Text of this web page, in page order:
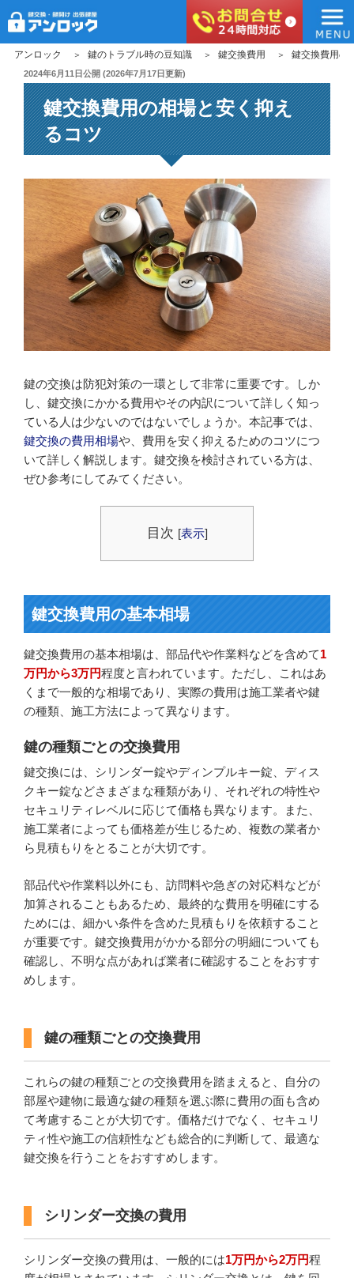
アンロック
アンロック 鍵のトラブル時の豆知識 鍵交換費用 鍵交換費用の
投
稿
日:
2024年6月11日公開 (2026年7月17日更新)
鍵交換費用の相場と安く抑え
るコツ
鍵の交換は防犯対策の一環として非常に重要です。しか
し、鍵交換にかかる費用やその内訳について詳しく知っ
ている人は少ないのではないでしょうか。本記事では、
鍵交換の費用相場や、費用を安く抑えるためのコツにつ
いて詳しく解説します。鍵交換を検討されている方は、
ぜひ参考にしてみてください。
目次 [表示]
鍵交換費用の基本相場
鍵交換費用の基本相場は、部品代や作業料などを含めて1
万円から3万円程度と言われています。ただし、これはあ
くまで一般的な相場であり、実際の費用は施工業者や鍵
の種類、施工方法によって異なります。
鍵の種類ごとの交換費用
鍵交換には、シリンダー錠やディンプルキー錠、ディス
クキー錠などさまざまな種類があり、それぞれの特性や
セキュリティレベルに応じて価格も異なります。また、
施工業者によっても価格差が生じるため、複数の業者か
ら見積もりをとることが大切です。
部品代や作業料以外にも、訪問料や急ぎの対応料などが
加算されることもあるため、最終的な費用を明確にする
ためには、細かい条件を含めた見積もりを依頼すること
が重要です。鍵交換費用がかかる部分の明細についても
確認し、不明な点があれば業者に確認することをおすす
めします。
鍵の種類ごとの交換費用
これらの鍵の種類ごとの交換費用を踏まえると、自分の
部屋や建物に最適な鍵の種類を選ぶ際に費用の面も含め
て考慮することが大切です。価格だけでなく、セキュリ
ティ性や施工の信頼性なども総合的に判断して、最適な
鍵交換を行うことをおすすめします。
シリンダー交換の費用
シリンダー交換の費用は、一般的には1万円から2万円程